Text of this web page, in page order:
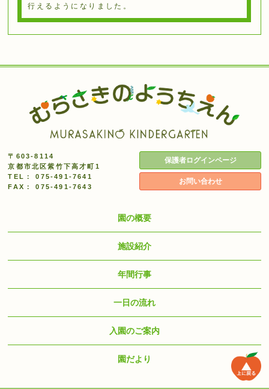
⾏えるようになりました。
〒603-8114
京都市北区紫竹下高才町1
TEL：075-491-7641
FAX： 075-491-7643
保護者ログインページ
お問い合わせ
園の概要
施設紹介
年間行事
一日の流れ
入園のご案内
園だより